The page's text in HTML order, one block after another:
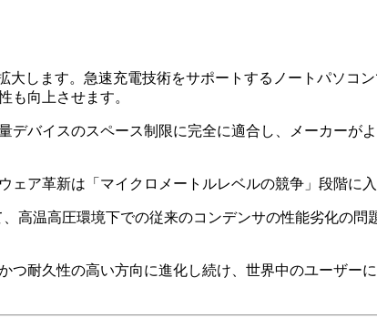
します。急速充電技術をサポートするノートパソコ
も向上させます。
バイスのスペース制限に完全に適合し、メーカーが
ア革新は「マイクロメートルレベルの競争」段階に入
高温高圧環境下での従来のコンデンサの性能劣化の問
耐久性の高い方向に進化し続け、世界中のユーザー